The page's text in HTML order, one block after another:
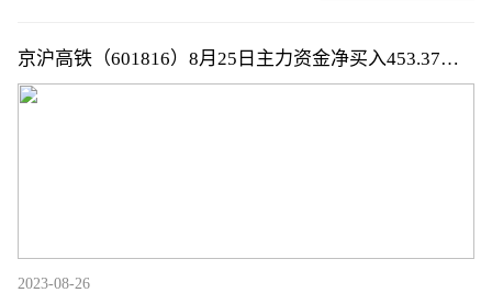
京沪高铁（601816）8月25日主力资金净买入453.37万
元
2023-08-26